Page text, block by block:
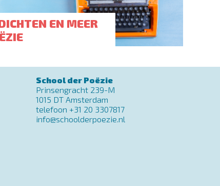
EN MEER
School der Poëzie
Prinsengracht 239-M
1015 DT Amsterdam
telefoon +31 20 3307817
info@schoolderpoezie.nl